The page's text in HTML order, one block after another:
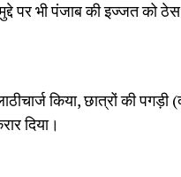
पर भी पंजाब की इज्जत को
किया, छात्रों की
दिया।